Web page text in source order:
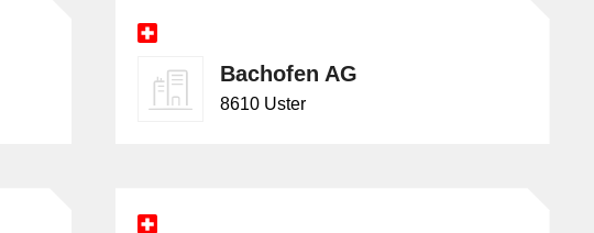
Bachofen AG
8610 Uster